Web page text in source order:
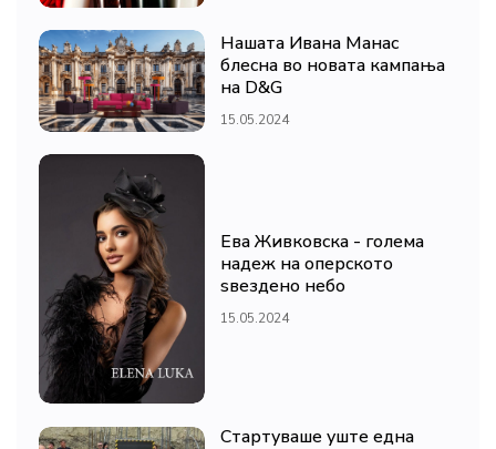
Нашата Ивана Манас
блесна во новата кампања
на D&G
15.05.2024
Ева Живковска - голема
надеж на оперското
ѕвездено небо
15.05.2024
Стартуваше уште една